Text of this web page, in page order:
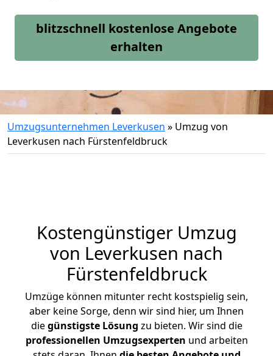
blitzschnell kostenlose Angebote
erhalten
Umzugsunternehmen Leverkusen » Umzug von
Leverkusen nach Fürstenfeldbruck
Kostengünstiger Umzug
von Leverkusen nach
Fürstenfeldbruck
Umzüge können mitunter recht kostspielig sein,
aber keine Sorge, denn wir sind hier, um Ihnen
diegünstigste Lösung zu bieten. Wir sind die
professionellen Umzugsexperten und arbeiten